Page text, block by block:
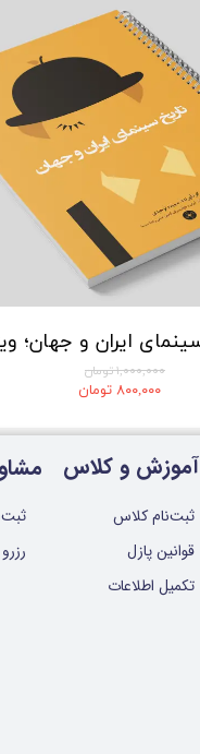
۱,۰۰۰,۰۰۰ تومان
۸۰۰,۰۰۰ تومان
آموزش و کلاس
ثبت‌نام کلاس
قوانین پازل
تکمیل اطلاعات